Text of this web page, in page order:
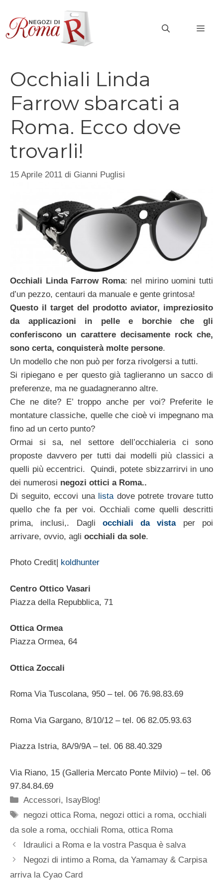
contenuto
Occhiali Linda
Farrow sbarcati a
Roma. Ecco dove
trovarli!
15 Aprile 2011 di Gianni Puglisi
Occhiali Linda Farrow Roma: nel mirino uomini tutti
d’un pezzo, centauri da manuale e gente grintosa!
Questo il target del prodotto aviator, impreziosito
da applicazioni in pelle e borchie che gli
conferiscono un carattere decisamente rock che,
sono certa, conquisterà molte persone.
Un modello che non può per forza rivolgersi a tutti.
Si ripiegano e per questo già taglieranno un sacco di
preferenze, ma ne guadagneranno altre.
Che ne dite? E’ troppo anche per voi? Preferite le
montature classiche, quelle che cioè vi impegnano ma
fino ad un certo punto?
Ormai si sa, nel settore dell’occhialeria ci sono
proposte davvero per tutti dai modelli più classici a
quelli più eccentrici. Quindi, potete sbizzarrirvi in uno
dei numerosi negozi ottici a Roma..
Di seguito, eccovi una lista dove potrete trovare tutto
quello che fa per voi. Occhiali come quelli descritti
prima, inclusi,. Dagli occhiali da vistaper poi
arrivare, ovvio, agli occhiali da sole.
Photo Credit| koldhunter
Centro Ottico Vasari
Piazza della Repubblica, 71
Ottica Ormea
Piazza Ormea, 64
Ottica Zoccali
Roma Via Tuscolana, 950 – tel. 06 76.98.83.69
Roma Via Gargano, 8/10/12 – tel. 06 82.05.93.63
Piazza Istria, 8A/9/9A – tel. 06 88.40.329
Via Riano, 15 (Galleria Mercato Ponte Milvio) – tel. 06
97.84.84.69
Categorie
Accessori, IsayBlog!
Tag
negozi ottica Roma, negozi ottici a roma,occhiali
da sole a roma, occhiali Roma, ottica Roma
Idraulici a Roma e la vostra Pasqua è salva
Negozi di intimo a Roma, da Yamamay & Carpisa
arriva la Cyao Card